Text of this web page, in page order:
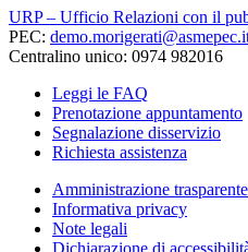
URP – Ufficio Relazioni con il
PEC:
Centralino unico: 0974 982016
Leggi le FAQ
Prenotazione appuntamento
Segnalazione disservizio
Richiesta assistenza
Amministrazione trasparente
Informativa privacy
Note legali